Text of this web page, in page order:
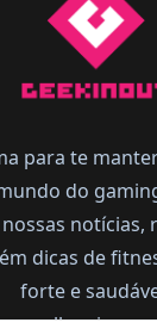
para te
do
notícias,
dicas de
forte e